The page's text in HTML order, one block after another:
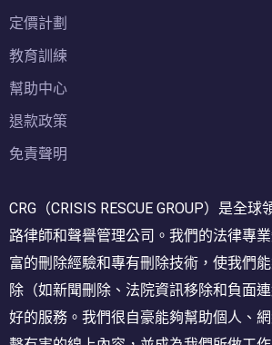
定價計劃
教育訓練
幫助中心
退款政策
免責聲明
CRG（CRISIS RESCUE GROUP）是全
路律師和聲譽管理公司。我們的法律專
富的刪除經驗和專有刪除技術，使我們
除（如新聞刪除、法院資訊移除和負面
好的服務。我們很自豪能夠幫助個人、